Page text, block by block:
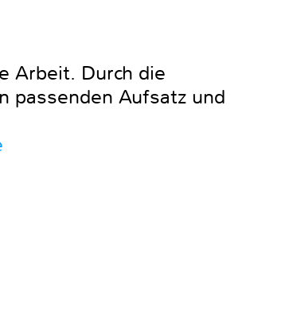
Arbeit. Durch die
passenden Aufsatz und